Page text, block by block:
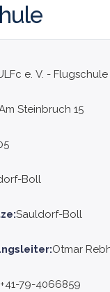
e. V. - Flugschule
Steinbruch 15
Boll
Sauldorf-Boll
Otmar
+41-79-4066859